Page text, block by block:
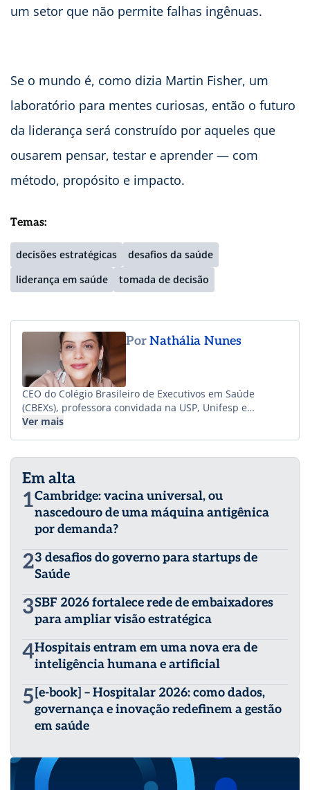
um setor que não permite falhas ingênuas.
Se o mundo é, como dizia Martin Fisher, um
laboratório para mentes curiosas, então o futuro
da liderança será construído por aqueles que
ousarem pensar, testar e aprender — com
método, propósito e impacto.
Temas:
decisões estratégicas
desafios da saúde
liderança em saúde
tomada de decisão
PorNathália Nunes
CEO do Colégio Brasileiro de Executivos em Saúde
(CBEXs), professora convidada na USP, Unifesp e
Instituto Butantan, advisor da Huna. É fonoaudióloga
saúde digital, com passagens pela Informa Markets,
startups e consultorias no Brasil e EUA.
Ver mais
Em alta
1Cambridge: vacina universal, ou
nascedouro de uma máquina antigênica
por demanda?
23 desafios do governo para startups de
Saúde
3SBF 2026 fortalece rede de embaixadores
para ampliar visão estratégica
4Hospitais entram em uma nova era de
inteligência humana e artificial
5 [e-book] – Hospitalar 2026: como dados,
governança e inovação redefinem a gestão
em saúde